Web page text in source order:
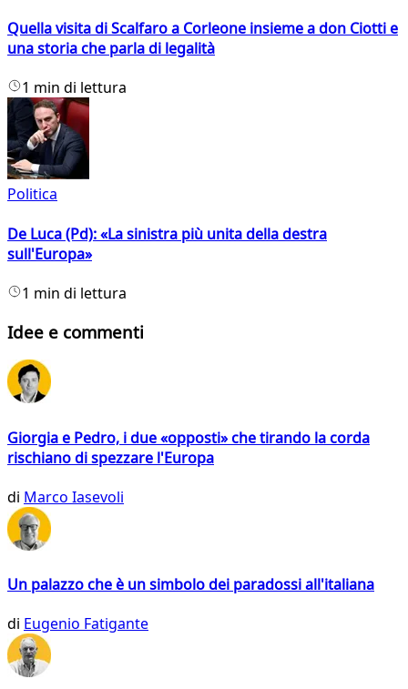
Quella visita di Scalfaro a Corleone insieme a don Ciotti e
una storia che parla di legalità
1 min di lettura
Politica
De Luca (Pd): «La sinistra più unita della destra
sull'Europa»
1 min di lettura
Idee e commenti
Giorgia e Pedro, i due «opposti» che tirando la corda
rischiano di spezzare l'Europa
di Marco Iasevoli
Un palazzo che è un simbolo dei paradossi all'italiana
di Eugenio Fatigante